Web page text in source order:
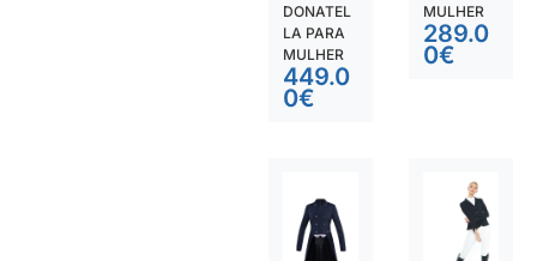
DONATEL
LA PARA
MULHER
449.0
0€
MULHER
289.0
0€